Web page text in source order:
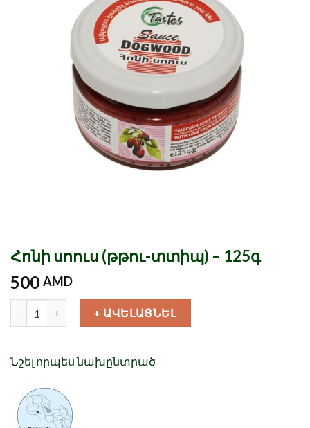
Հոնի սոուս (թթու-տտիպ) – 125գ
500 AMD
+ ԱՎԵԼԱՑՆԵԼ
Նշել որպես նախընտրած